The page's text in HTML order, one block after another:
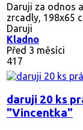
Daruji za odnos
zrcadly, 198x65
Daruji
Kladno
Před 3 měsíci
417
daruji 20 ks
"Vincentka"